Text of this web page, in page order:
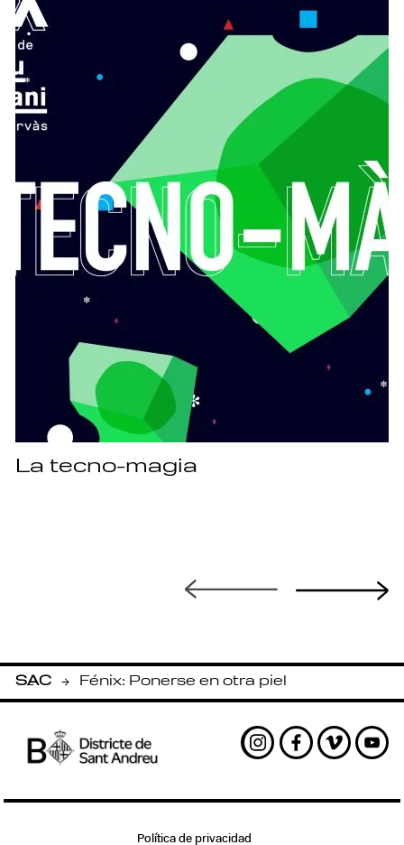
SAC
- Fénix: Ponerse en otra piel
La tecno-magia
Instagram
Facebook
Vimeo
Política de privacidad